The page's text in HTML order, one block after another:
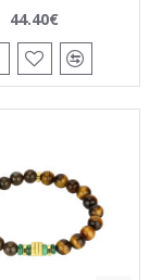
44.40€